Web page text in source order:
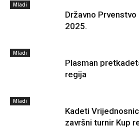
Mladi
Državno
2025.
Mladi
Plasman
regija
Mladi
Kadeti
završni turnir Kup